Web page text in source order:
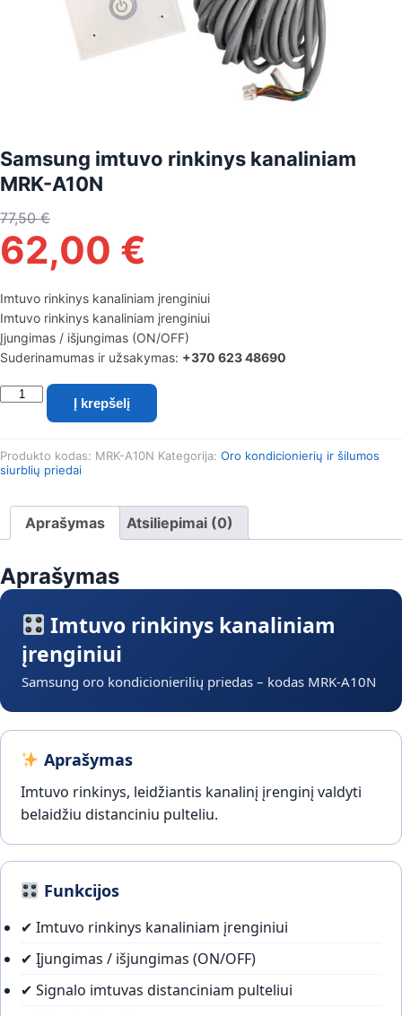
Samsung imtuvo rinkinys kanaliniam
MRK-A10N
77,50€
62,00 €
Imtuvo rinkinys kanaliniam įrenginiui
Imtuvo rinkinys kanaliniam įrenginiui
Įjungimas / išjungimas (ON/OFF)
Suderinamumas ir užsakymas: +370 623 48690
produkto
Samsung
rinkinys
kanaliniam
A10N
Į krepšelį
Produkto kodas: MRK-A10N Kategorija: Oro kondicionierių ir šilumos
siurblių priedai
Aprašymas Atsiliepimai (0)
Aprašymas
Imtuvo rinkinys kanaliniam
įrenginiui
Samsung oro kondicionierilių priedas – kodas MRK-A10N
Aprašymas
Imtuvo rinkinys, leidžiantis kanalinį įrenginį valdyti
belaidžiu distanciniu pulteliu.
Funkcijos
✔ Imtuvo rinkinys kanaliniam įrenginiui
✔ Įjungimas / išjungimas (ON/OFF)
✔ Signalo imtuvas distanciniam pulteliui